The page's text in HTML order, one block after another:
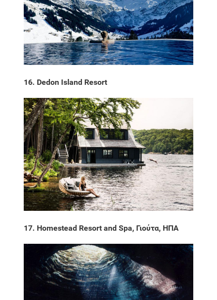
16. Dedon Island Resort
17. Homestead Resort and Spa, Γιούτα, ΗΠΑ